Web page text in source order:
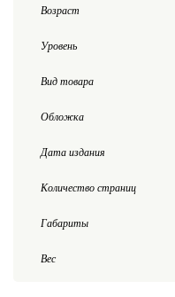
Возраст
Уровень
Вид товара
Обложка
Дата издания
Количество страниц
Габариты
Вес